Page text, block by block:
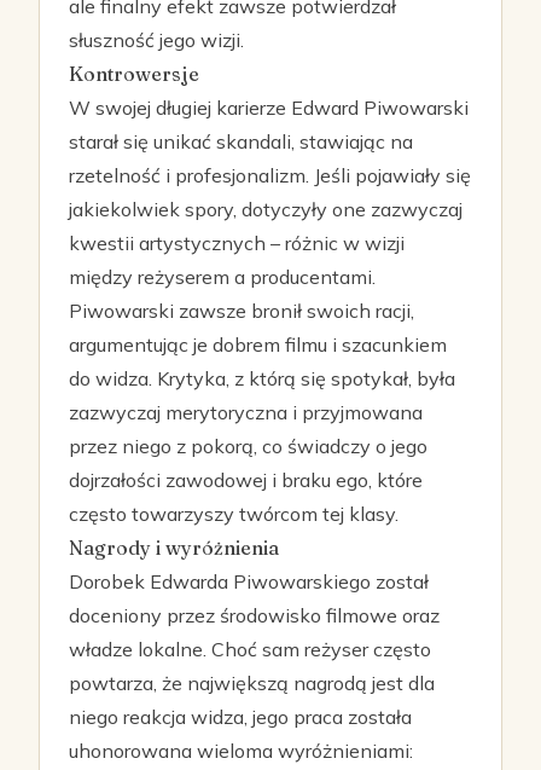
ale finalny efekt zawsze potwierdzał
słuszność jego wizji.
Kontrowersje
W swojej długiej karierze Edward Piwowarski
starał się unikać skandali, stawiając na
rzetelność i profesjonalizm. Jeśli pojawiały się
jakiekolwiek spory, dotyczyły one zazwyczaj
kwestii artystycznych – różnic w wizji
między reżyserem a producentami.
Piwowarski zawsze bronił swoich racji,
argumentując je dobrem filmu i szacunkiem
do widza. Krytyka, z którą się spotykał, była
zazwyczaj merytoryczna i przyjmowana
przez niego z pokorą, co świadczy o jego
dojrzałości zawodowej i braku ego, które
często towarzyszy twórcom tej klasy.
Nagrody i wyróżnienia
Dorobek Edwarda Piwowarskiego został
doceniony przez środowisko filmowe oraz
władze lokalne. Choć sam reżyser często
powtarza, że największą nagrodą jest dla
niego reakcja widza, jego praca została
uhonorowana wieloma wyróżnieniami: